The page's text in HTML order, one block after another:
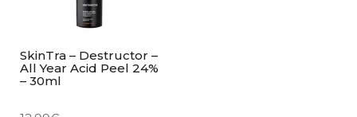
SkinTra – Destructor –
All Year Acid Peel 24%
– 30ml